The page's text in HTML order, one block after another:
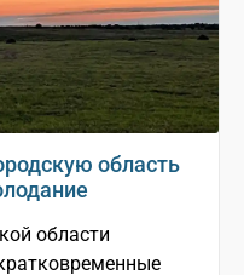
область
области